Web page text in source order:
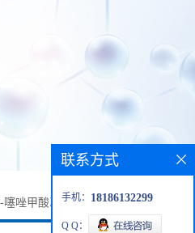
噻唑甲酸乙酯丨20582-55-2
联系方式
手机： 18186132299
Q Q：